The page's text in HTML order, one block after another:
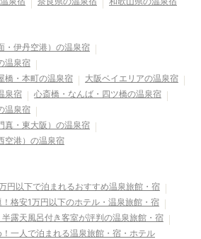
・伊丹空港）の温泉宿
温泉宿
橋・本町の温泉宿
大阪ベイエリアの温泉宿
泉宿
心斎橋・なんば・四ツ橋の温泉宿
温泉宿
真・東大阪）の温泉宿
空港）の温泉宿
円以下で泊まれるおすすめ温泉旅館・宿
格安1万円以下のホテル・温泉旅館・宿
露天風呂付き客室が評判の温泉旅館・宿
一人で泊まれる温泉旅館・宿・ホテル